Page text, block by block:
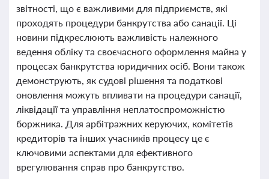
звітності, що є важливими для підприємств, які
проходять процедури банкрутства або санації. Ці
новини підкреслюють важливість належного
ведення обліку та своєчасного оформлення майна у
процесах банкрутства юридичних осіб. Вони також
демонструють, як судові рішення та податкові
оновлення можуть впливати на процедури санації,
ліквідації та управління неплатоспроможністю
боржника. Для арбітражних керуючих, комітетів
кредиторів та інших учасників процесу це є
ключовими аспектами для ефективного
врегулювання справ про банкрутство.